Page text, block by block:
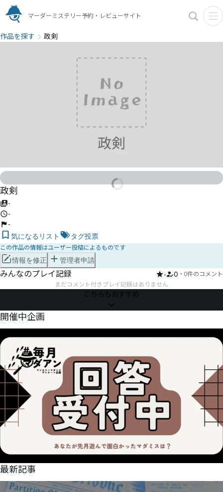
マーダーミステリー予約・レビューサイト
作品を探す 政剣
政剣
-
-
-
気になるリスト タグ投票
この作品の情報はユーザー投稿によるものです
情報を修正 管理者申請
みんなのプレイ記録 - 0 ・ 0件のコメント
まだコメント付きプレイ記録はありません
こちらもおすすめ
Event
開催中企画
NEWS
最新記事